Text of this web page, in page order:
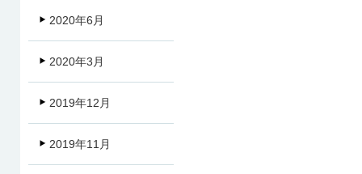
2020年6月
2020年3月
2019年12月
2019年11月